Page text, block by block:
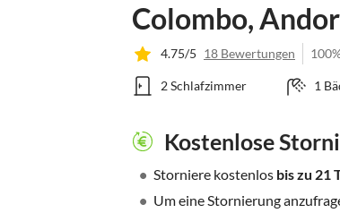
Colombo,
4.75/5 18 Bewertungen
2 Schlafzimmer 1
Kostenlose
• Storniere kostenlos bis zu 21
• Um eine Stornierung